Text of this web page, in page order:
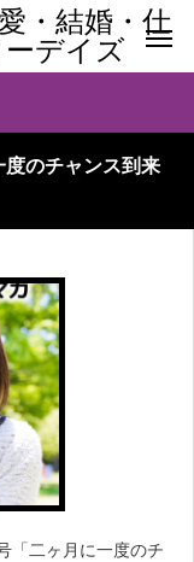
・結婚・仕
デイズ
度のチャンス到来
「二ヶ月に一度のチ